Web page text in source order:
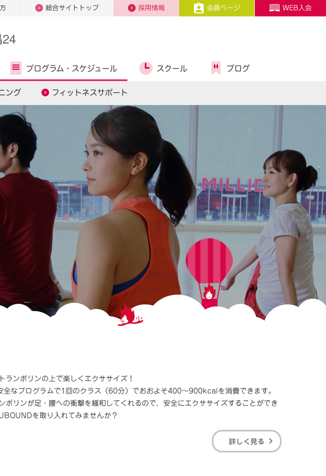
総合サイトトップ 採用情報 会員ページ WEB入会
プログラム・ スケジュール
ング フィットネスサポート
スクール ブログ
ランポリンの上で楽しくエクササイズ！
なプログラムで1回のクラス（60分）でおおよそ400～900kcalを消費できます。
ポリンが足・腰への衝撃を緩和してくれるので、安全にエクササイズすることができ
を取り入れてみませんか？
詳しく見る